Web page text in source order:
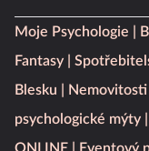
Moje Psychologie
Fantasy
Blesku
Nemovitosti
psychologické mýty